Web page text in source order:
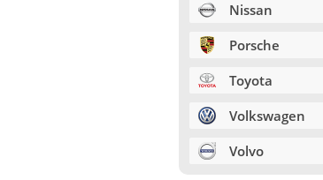
Nissan
Porsche
Toyota
Volkswagen
Volvo